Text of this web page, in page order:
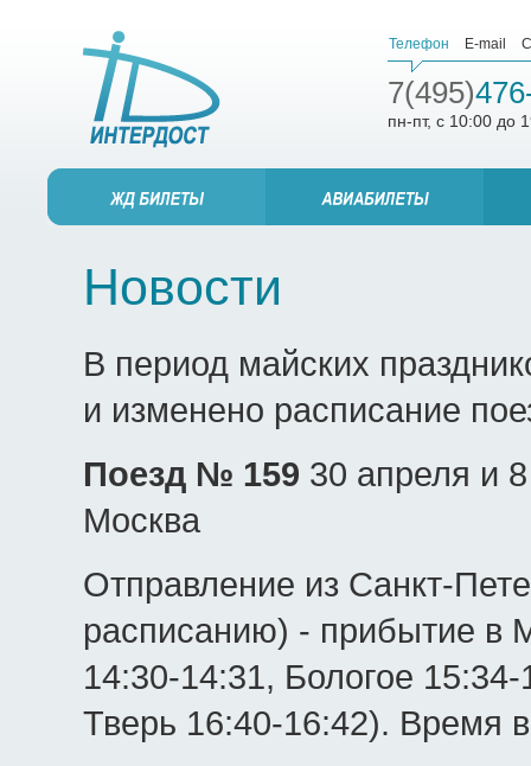
Телефон E-mail
7(495)
пн-пт, с 10:00 до
Новости
В период майских
и изменено расписание
Поезд № 159 30 апреля и
Москва
Отправление из Санкт-
расписанию) - прибытие в
14:30-14:31, Бологое
Тверь 16:40-16:42). Время